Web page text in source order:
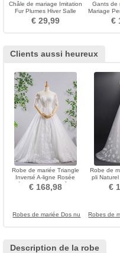
Châle de mariage Imitation
Fur Plumes Hiver Salle
multifonctionnel
€ 29,99
Gants de
Mariage
€
Clients aussi heureux
Robe de mariée Triangle
Inversé A-ligne Rosée
épaule Eglise Traîne
Longue
€ 168,98
Robe de
pli
€
Robes de mariée Dos nu Robes de
Description de la robe